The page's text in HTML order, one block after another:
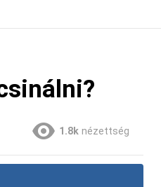
1.8k nézettség